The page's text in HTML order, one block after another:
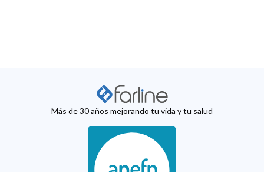
Más de 30 años mejorando tu vida y tu salud